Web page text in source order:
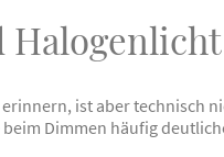
ist aber technisch
Dimmen häufig